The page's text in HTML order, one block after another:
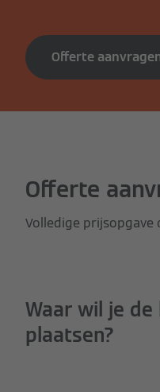
Offerte
Offerte
Volledige prijsopgave
Waar wil je de
plaatsen?